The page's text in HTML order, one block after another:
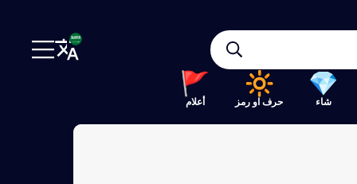
شاء حرف او رمز أعلام